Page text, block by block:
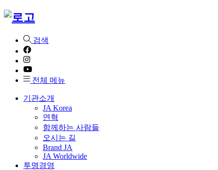
검색
전체 메뉴
기관소개
JA Korea
연혁
함께하는 사람들
오시는 길
Brand JA
JA Worldwide
투명경영